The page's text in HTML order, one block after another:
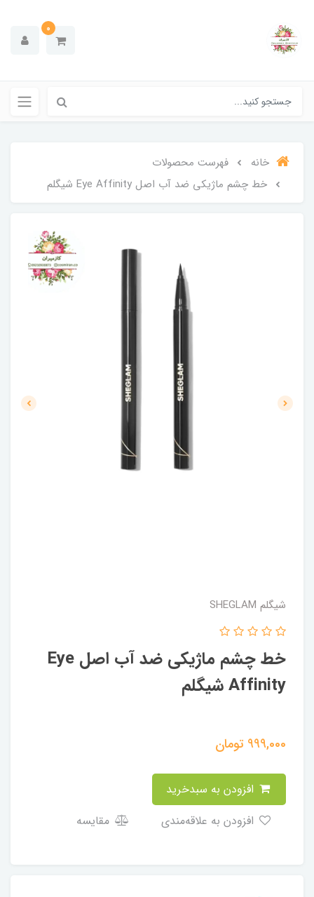
0
خانه
فهرست محصولات
خط چشم ماژیکی ضد آب اصل Eye Affinity شیگلم
شیگلم SHEGLAM
خط چشم ماژیکی ضد آب اصل Eye
Affinity شیگلم
999,000 تومان
مقایسه